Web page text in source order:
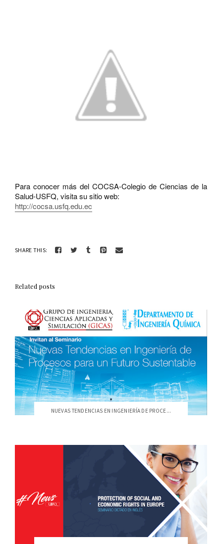
Para conocer más del COCSA-Colegio de Ciencias de la
Salud-USFQ, visita su sitio web:
http://cocsa.usfq.edu.ec
SHARE THIS:
Related posts
NUEVAS TENDENCIAS EN INGENIERÍA DE PROCE...